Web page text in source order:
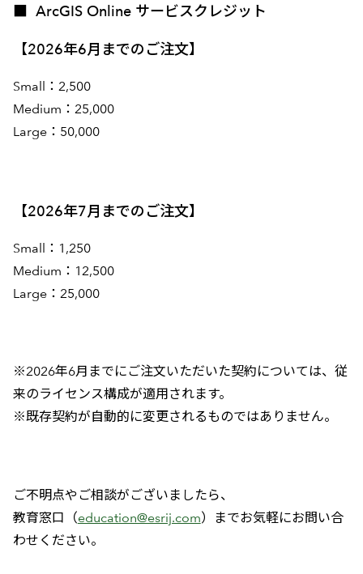
■ ArcGIS Online サービスクレジット
【2026年6月までのご注文】
Small：2,500
Medium：25,000
Large：50,000
【2026年7月までのご注文】
Small：1,250
Medium：12,500
Large：25,000
※2026年6月までにご注文いただいた契約については、従
来のライセンス構成が適用されます。
※既存契約が自動的に変更されるものではありません。
ご不明点やご相談がございましたら、
教育窓口（education@esrij.com）までお気軽にお問い合
わせください。